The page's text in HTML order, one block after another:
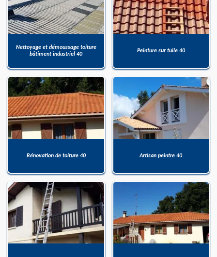
Nettoyage et démoussage toiture
bâtiment industriel 40
Peinture sur tuile 40
Rénovation de toiture 40 Artisan peintre 40